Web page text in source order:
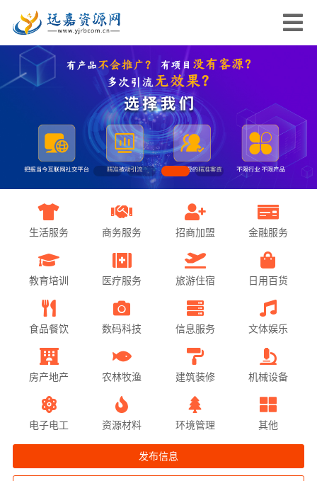
生活服务 商务服务 招商加盟 金融服务
教育培训 医疗服务 旅游住宿 日用百货
食品餐饮 数码科技 信息服务 文体娱乐
房产地产 农林牧渔 建筑装修 机械设备
电子电工 资源材料 环境管理 其他
发布信息